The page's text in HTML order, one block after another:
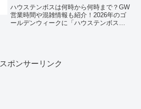
ハウステンボスは何時から何時まで？GW
営業時間や混雑情報も紹介！2026年のゴ
ールデンウィークに「ハウステンボス
スポンサーリンク